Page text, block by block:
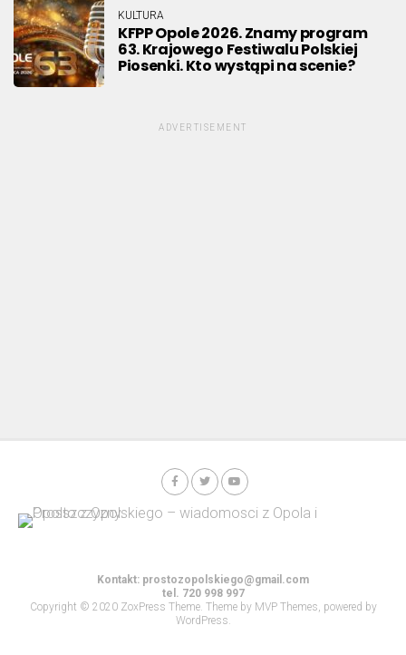
KULTURA
KFPP Opole 2026. Znamy program
63. Krajowego Festiwalu Polskiej
Piosenki. Kto wystąpi na scenie?
ADVERTISEMENT
Kontakt: prostozopolskiego@gmail.com
tel. 720 998 997
Copyright © 2020 ZoxPress Theme. Theme by MVP Themes, powered by
WordPress.